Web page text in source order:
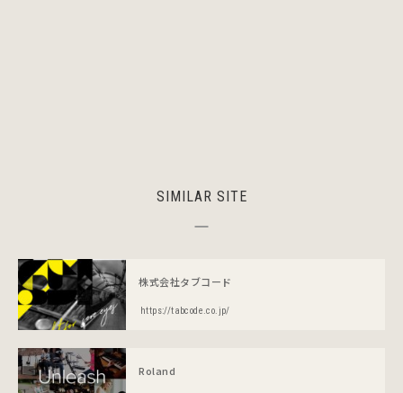
SIMILAR SITE
株式会社タブコード
https://tabcode.co.jp/
Roland